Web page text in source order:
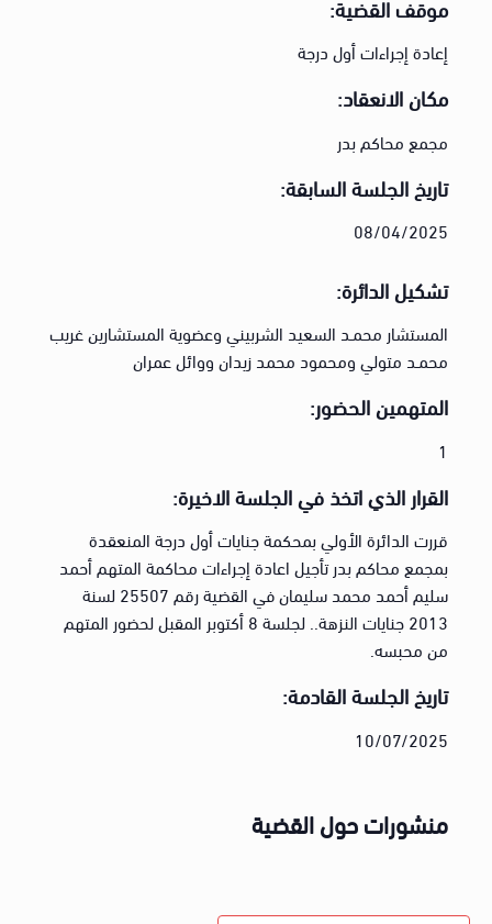
موقف القضية:
إعادة إجراءات أول درجة
مكان الانعقاد:
مجمع محاكم بدر
تاريخ الجلسة السابقة:
08/04/2025
تشكيل الدائرة:
المستشار محمـد السعيد الشربيني وعضوية المستشارين غريب
محمـد متولي ومحمود محمد زيدان ووائل عمران
المتهمين الحضور:
1
القرار الذي اتخذ في الجلسة الاخيرة:
قررت الدائرة الأولي بمحكمة جنايات أول درجة المنعقدة
بمجمع محاكم بدر تأجيل اعادة إجراءات محاكمة المتهم أحمد
سليم أحمد محمد سليمان في القضية رقم 25507 لسنة
2013 جنايات النزهة.. لجلسة 8 أكتوبر المقبل لحضور المتهم
من محبسه.
تاريخ الجلسة القادمة:
10/07/2025
منشورات حول القضية